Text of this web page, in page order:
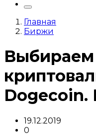
Главная
Биржи
19.12.2019
0